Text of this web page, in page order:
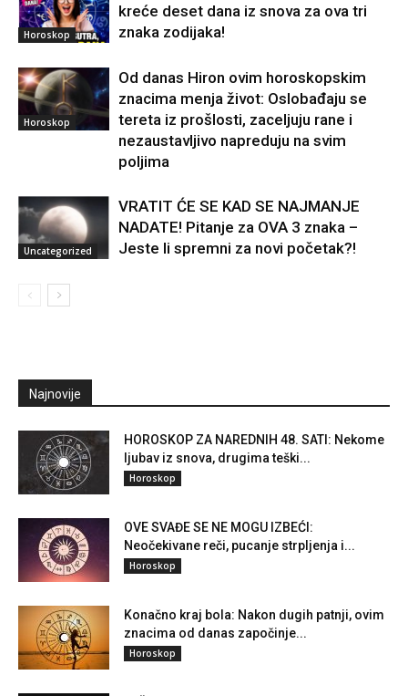
Horoskop
kreće deset dana iz snova za ova tri
znaka zodijaka!
Horoskop
Od danas Hiron ovim horoskopskim
znacima menja život: Oslobađaju se
tereta iz prošlosti, zaceljuju rane i
nezaustavljivo napreduju na svim
poljima
Uncategorized
VRATIT ĆE SE KAD SE NAJMANJE
NADATE! Pitanje za OVA 3 znaka –
Jeste li spremni za novi početak?!
Najnovije
HOROSKOP ZA NAREDNIH 48. SATI: Nekome
ljubav iz snova, drugima teški...
Horoskop
OVE SVAĐE SE NE MOGU IZBEĆI:
Neočekivane reči, pucanje strpljenja i...
Horoskop
Konačno kraj bola: Nakon dugih patnji, ovim
znacima od danas započinje...
Horoskop